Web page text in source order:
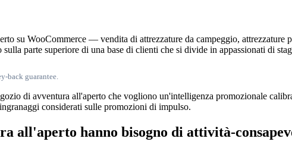
su WooCommerce — vendita di attrezzature da campeggio,
parte superiore di una base di clienti che si divide in appassionati di
back guarantee.
di avventura all'aperto che vogliono un'intelligenza promozionale
considerati sulle promozioni di impulso.
all'aperto hanno bisogno di attività-